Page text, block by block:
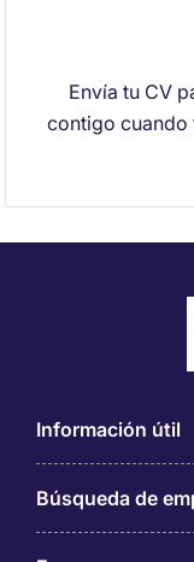
Envía tu CV
contigo cuando
Información útil
Búsqueda de